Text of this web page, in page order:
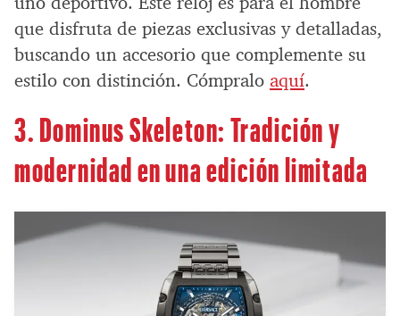
que disfruta de piezas exclusivas y detalladas,
buscando un accesorio que complemente su
estilo con distinción. Cómpralo aquí.
3. Dominus Skeleton: Tradición y
modernidad en una edición limitada